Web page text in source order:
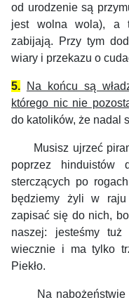
od urodzenie są
jest wolna wola), a
zabijają. Przy tym
wiary i przekazu o
5.
Na końcu są
którego nic nie
do katolików, że nadal
Musisz ujrzeć
poprzez hinduistów
sterczących po
będziemy żyli w
zapisać się do nich,
naszej: jesteśmy
wiecznie i ma tylko
Piekło.
Na nabożeństwie